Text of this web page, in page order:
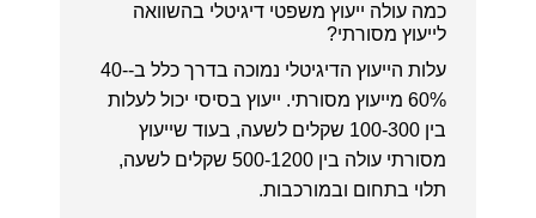
כמה עולה ייעוץ משפטי דיגיטלי בהשוואה
לייעוץ מסורתי?
עלות הייעוץ הדיגיטלי נמוכה בדרך כלל ב-40-
60% מייעוץ מסורתי. ייעוץ בסיסי יכול לעלות
בין 100-300 שקלים לשעה, בעוד שייעוץ
מסורתי עולה בין 500-1200 שקלים לשעה,
תלוי בתחום ובמורכבות.